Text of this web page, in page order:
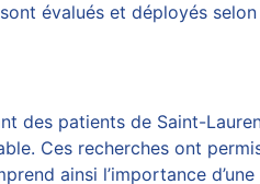
évalués et déployés
des patients de Saint-
Ces recherches ont
ainsi l’importance